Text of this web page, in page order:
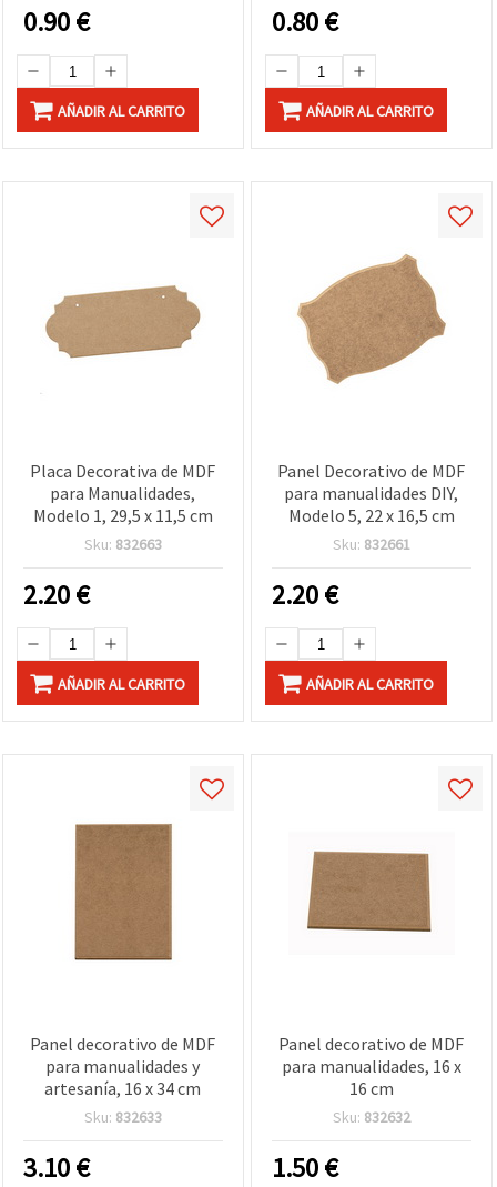
0.90€
AÑADIR AL CARRITO
0.80€
AÑADIR AL CARRITO
Placa Decorativa de MDF
para Manualidades,
Modelo 1, 29,5 x 11,5 cm
Sku: 832663
2.20€
AÑADIR AL CARRITO
Panel Decorativo de MDF
para manualidades DIY,
Modelo 5, 22 x 16,5 cm
Sku: 832661
2.20€
AÑADIR AL CARRITO
Panel decorativo de MDF
para manualidades y
artesanía, 16 x 34 cm
Sku: 832633
3.10€
Panel decorativo de MDF
para manualidades, 16 x
16 cm
Sku: 832632
1.50€